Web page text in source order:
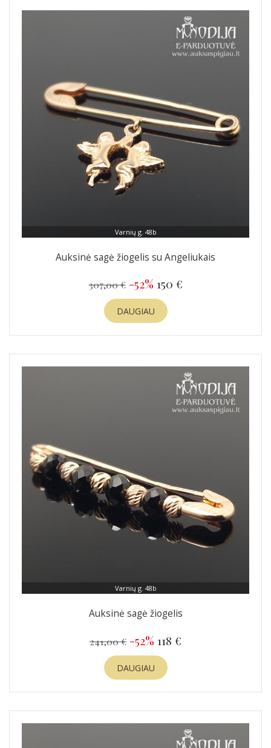
Varnių g. 48b
Auksinė sagė žiogelis su Angeliukais
307,00 € -52% 150 €
DAUGIAU
Varnių g. 48b
Auksinė sagė žiogelis
241,00 € -52% 118 €
DAUGIAU